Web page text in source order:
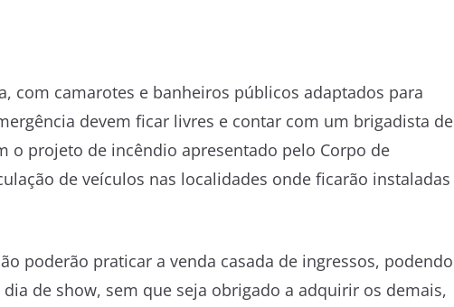
com camarotes e banheiros públicos adaptados para
devem ficar livres e contar com um brigadista de
o projeto de incêndio apresentado pelo Corpo de
de veículos nas localidades onde ficarão instaladas
poderão praticar a venda casada de ingressos, podendo
de show, sem que seja obrigado a adquirir os demais,